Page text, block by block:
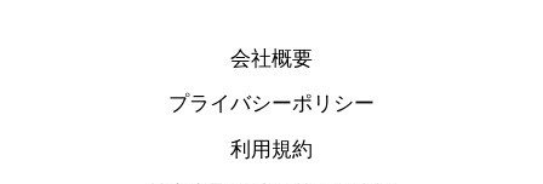
会社概要
プライバシーポリシー
利用規約